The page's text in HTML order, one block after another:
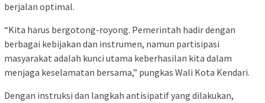
berjalan optimal.
“Kita harus bergotong-royong. Pemerintah hadir dengan
berbagai kebijakan dan instrumen, namun partisipasi
masyarakat adalah kunci utama keberhasilan kita dalam
menjaga keselamatan bersama,” pungkas Wali Kota Kendari.
Dengan instruksi dan langkah antisipatif yang dilakukan,